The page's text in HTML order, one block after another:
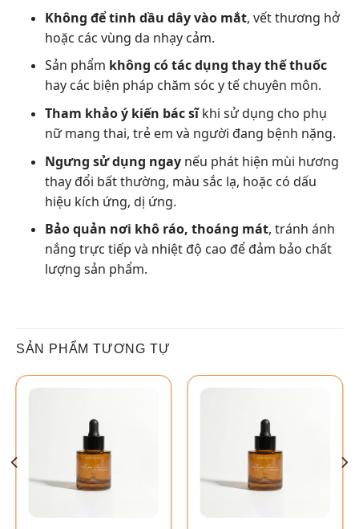
Không để tinh dầu dây vào mắt, vết thương hở
hoặc các vùng da nhạy cảm.
Sản phẩm không có tác dụng thay thế thuốc
hay các biện pháp chăm sóc y tế chuyên môn.
Tham khảo ý kiến bác sĩkhi sử dụng cho phụ
nữ mang thai, trẻ em và người đang bệnh nặng.
Ngưng sử dụng ngaynếu phát hiện mùi hương
thay đổi bất thường, màu sắc lạ, hoặc có dấu
hiệu kích ứng, dị ứng.
Bảo quản nơi khô ráo, thoáng mát, tránh ánh
nắng trực tiếp và nhiệt độ cao để đảm bảo chất
lượng sản phẩm.
SẢN PHẨM TƯƠNG TỰ